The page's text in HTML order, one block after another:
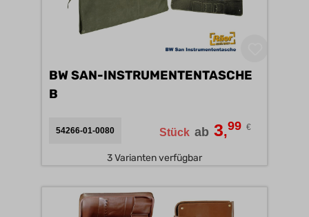
BW SAN-INSTRUMENTENTASCHE
B
54266-01-0080 Stück ab 3,99 €
3 Varianten verfügbar